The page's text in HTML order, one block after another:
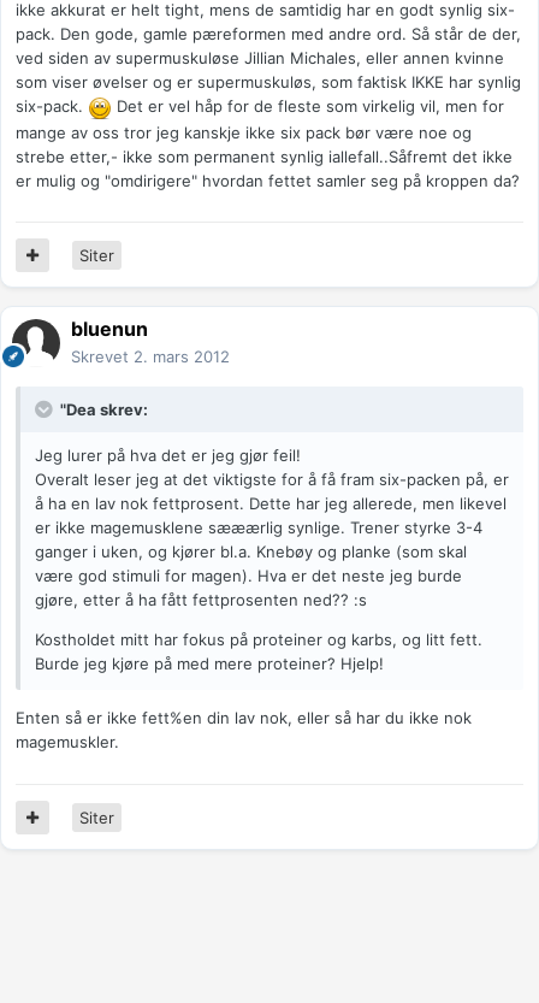
ikke akkurat er helt tight, mens de samtidig har en godt synlig six-
pack. Den gode, gamle pæreformen med andre ord. Så står de der,
ved siden av supermuskuløse Jillian Michales, eller annen kvinne
som viser øvelser og er supermuskuløs, som faktisk IKKE har synlig
six-pack.
Det er vel håp for de fleste som virkelig vil, men for
mange av oss tror jeg kanskje ikke six pack bør være noe og
strebe etter,- ikke som permanent synlig iallefall..Såfremt det ikke
er mulig og "omdirigere" hvordan fettet samler seg på kroppen da?
Siter
bluenun
Skrevet 2. mars 2012
"Dea skrev:
Jeg lurer på hva det er jeg gjør feil!
Overalt leser jeg at det viktigste for å få fram six-packen på, er
å ha en lav nok fettprosent. Dette har jeg allerede, men likevel
er ikke magemusklene sææærlig synlige. Trener styrke 3-4
ganger i uken, og kjører bl.a. Knebøy og planke (som skal
være god stimuli for magen). Hva er det neste jeg burde
gjøre, etter å ha fått fettprosenten ned?? :s
Kostholdet mitt har fokus på proteiner og karbs, og litt fett.
Burde jeg kjøre på med mere proteiner? Hjelp!
Enten så er ikke fett%en din lav nok, eller så har du ikke nok
magemuskler.
Siter